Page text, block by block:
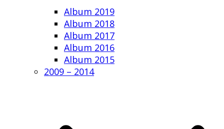
Album 2019
Album 2018
Album 2017
Album 2016
Album 2015
2009 – 2014